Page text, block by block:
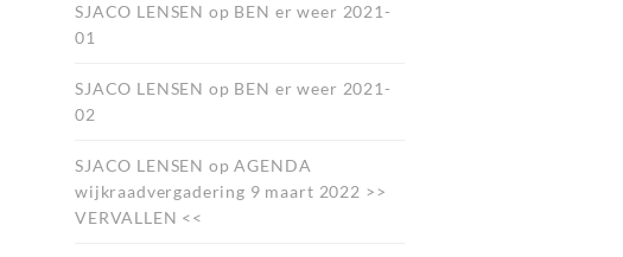
SJACO LENSEN op BEN er weer 2021-
01
SJACO LENSEN op BEN er weer 2021-
02
SJACO LENSEN opAGENDA
wijkraadvergadering 9 maart 2022 >>
VERVALLEN <<